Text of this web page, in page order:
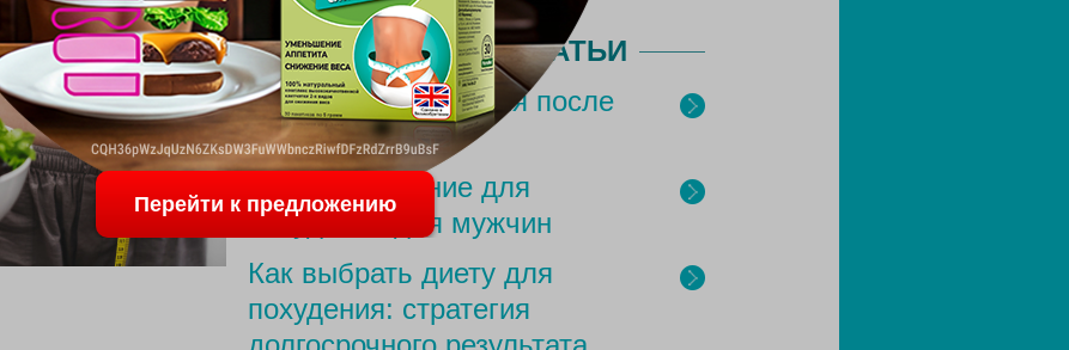
ПОСЛЕДНИЕ СТАТЬИ
Меню для похудения после
родов
Простое питание для
похудения для мужчин
Как выбрать диету для
похудения: стратегия
Перейти к предложению